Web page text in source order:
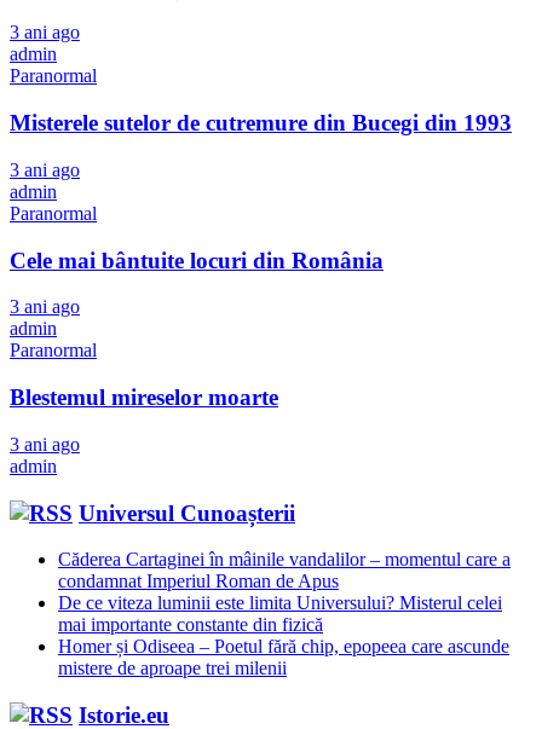
3 ani ago
admin
Paranormal
Misterele sutelor de cutremure din Bucegi din 1993
3 ani ago
admin
Paranormal
Cele mai bântuite locuri din România
3 ani ago
admin
Paranormal
Blestemul mireselor moarte
3 ani ago
admin
Universul Cunoașterii
Căderea Cartaginei în mâinile vandalilor – momentul care a
condamnat Imperiul Roman de Apus
De ce viteza luminii este limita Universului? Misterul celei
mai importante constante din fizică
Homer și Odiseea – Poetul fără chip, epopeea care ascunde
mistere de aproape trei milenii
Istorie.eu